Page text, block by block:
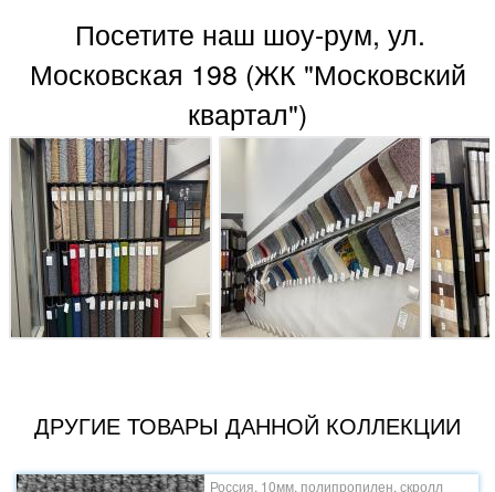
Посетите наш шоу-рум, ул.
Московская 198 (ЖК "Московский
квартал")
ДРУГИЕ ТОВАРЫ ДАННОЙ КОЛЛЕКЦИИ
Россия, 10мм, полипропилен, скролл